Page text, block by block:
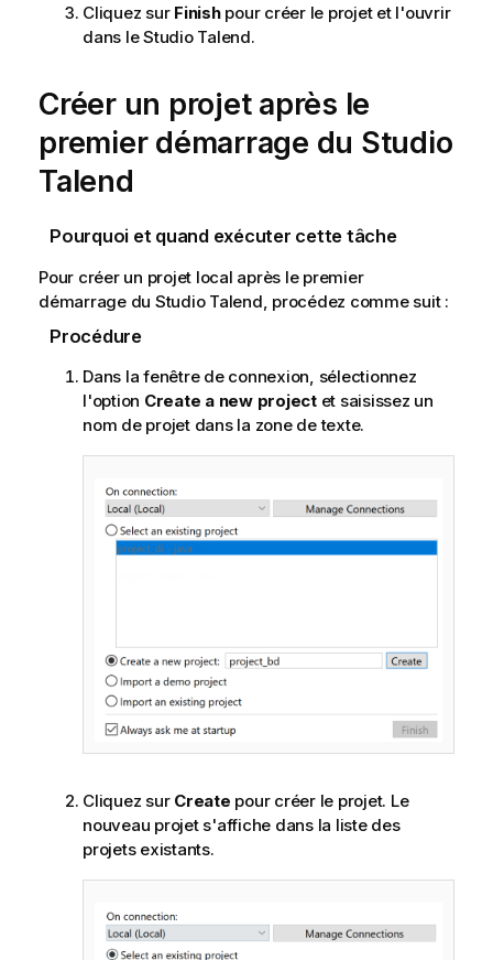
i
o
s
Cliquez sur Finishpour créer le projet et l'ouvrir
dans leStudio Talend.
Créer un projet après le
premier démarrage du Studio
Talend
Pourquoi et quand exécuter cette tâche
Pour créer un projet local après le premier
démarrage du Studio Talend, procédez comme suit :
Procédure
Dans la fenêtre de connexion, sélectionnez
l'option Create a new projectet saisissez un
nom de projet dans la zone de texte.
Cliquez sur Create pour créer le projet. Le
nouveau projet s'affiche dans la liste des
projets existants.